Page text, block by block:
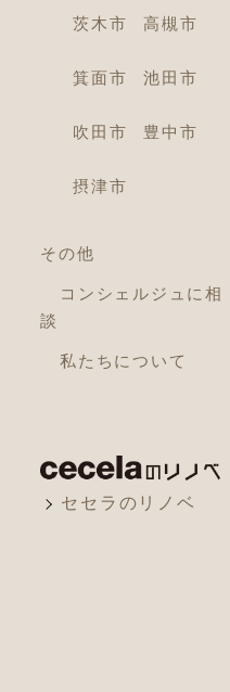
茨木市 高槻市
箕面市 池田市
吹田市 豊中市
摂津市
その他
コンシェルジュに相
談
私たちについて
セセラのリノベ